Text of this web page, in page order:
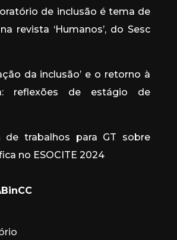
de inclusão é tema de
revista ‘Humanos’, do Sesc
da inclusão’ e o retorno à
reflexões de estágio de
trabalhos para GT sobre
no ESOCITE 2024